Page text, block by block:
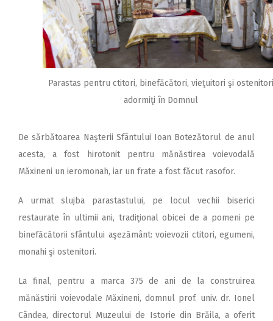
Parastas pentru ctitori, binefăcători, vieţuitori şi ostenitori
adormiţi în Domnul
De sărbătoarea Naşterii Sfântului Ioan Botezătorul de anul
acesta, a fost hirotonit pentru mănăstirea voievodală
Măxineni un ieromonah, iar un frate a fost făcut rasofor.
A urmat slujba parastastului, pe locul vechii biserici
restaurate în ultimii ani, tradiţional obicei de a pomeni pe
binefăcătorii sfântului aşezământ: voievozii ctitori, egumeni,
monahi şi ostenitori.
La final, pentru a marca 375 de ani de la construirea
mănăstirii voievodale Măxineni, domnul prof. univ. dr. Ionel
Cândea, directorul Muzeului de Istorie din Brăila, a oferit